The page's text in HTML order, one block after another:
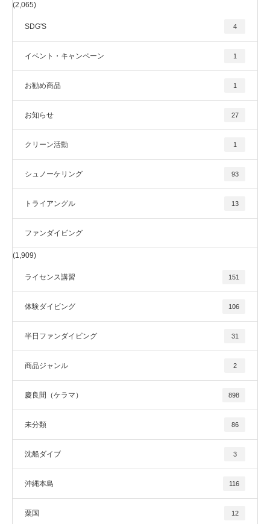
(2,065)
SDG'S 4
イベント・キャンペーン 1
お勧め商品 1
お知らせ 27
クリーン活動 1
シュノーケリング 93
トライアングル 13
ファンダイビング
(1,909)
ライセンス講習 151
体験ダイビング 106
半日ファンダイビング 31
商品ジャンル 2
慶良間（ケラマ） 898
未分類 86
沈船ダイブ 3
沖縄本島 116
粟国 12